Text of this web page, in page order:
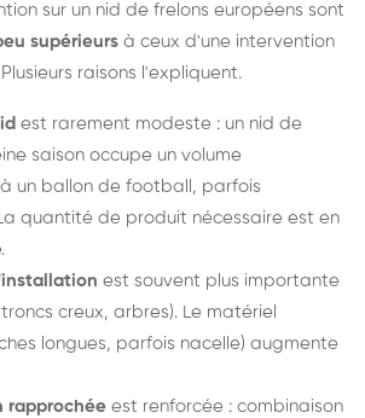
sur un nid de frelons européens sont
supérieurs à ceux d'une intervention
raisons l'expliquent.
est rarement modeste : un nid de
saison occupe un volume
un ballon de football, parfois
quantité de produit nécessaire est en
est souvent plus importante
creux, arbres). Le matériel
longues, parfois nacelle) augmente
rapprochée est renforcée : combinaison